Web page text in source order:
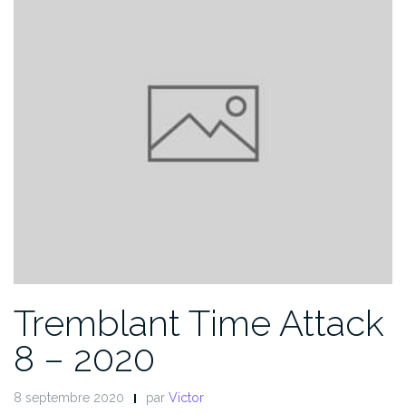
Tremblant Time Attack
8 – 2020
8 septembre 2020 par Victor